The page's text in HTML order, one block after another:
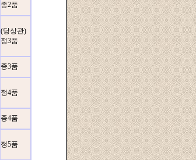
종2품
(당상관)
정3품
종3품
정4품
종4품
정5품